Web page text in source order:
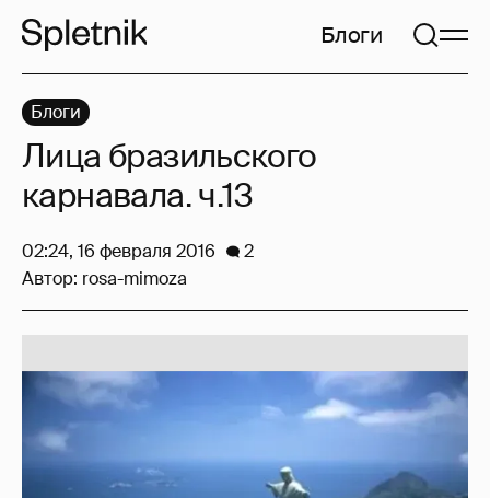
Блоги
Блоги
Лица бразильского
карнавала. ч.13
02:24, 16 февраля 2016
2
Автор: rosa-mimoza